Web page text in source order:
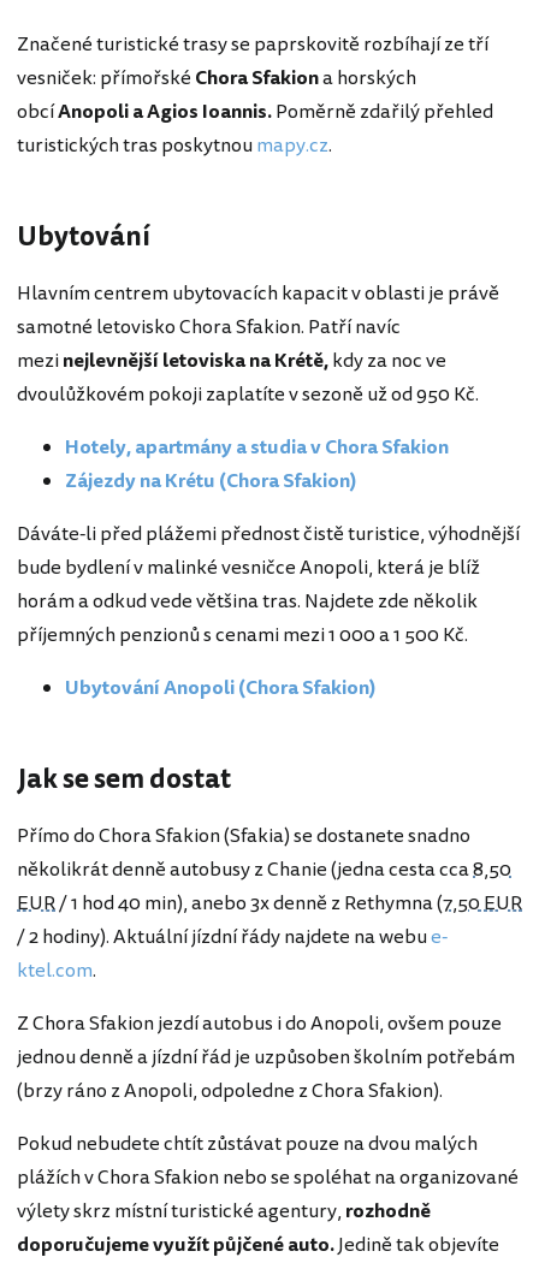
Značené turistické trasy se paprskovitě rozbíhají ze tří
vesniček: přímořské Chora Sfakiona horských
obcíAnopoli a Agios Ioannis.Poměrně zdařilý přehled
turistických tras poskytnoumapy.cz.
Ubytování
Hlavním centrem ubytovacích kapacit v oblasti je právě
samotné letovisko Chora Sfakion. Patří navíc
mezinejlevnější letoviska na Krétě,kdy za noc ve
dvoulůžkovém pokoji zaplatíte v sezoně už od 950 Kč.
Hotely, apartmány a studia v Chora Sfakion
Zájezdy na Krétu (Chora Sfakion)
Dáváte-li před plážemi přednost čistě turistice, výhodnější
bude bydlení v malinké vesničce Anopoli, která je blíž
horám a odkud vede většina tras. Najdete zde několik
příjemných penzionů s cenami mezi 1 000 a 1 500 Kč.
Ubytování Anopoli (Chora Sfakion)
Jak se sem dostat
Přímo do Chora Sfakion (Sfakia) se dostanete snadno
několikrát denně autobusy z Chanie (jedna cesta cca8,50
EUR/ 1 hod 40 min), anebo 3x denně z Rethymna (7,50 EUR
/ 2 hodiny). Aktuální jízdní řády najdete na webue-
ktel.com.
Z Chora Sfakion jezdí autobus i do Anopoli, ovšem pouze
jednou denně a jízdní řád je uzpůsoben školním potřebám
(brzy ráno z Anopoli, odpoledne z Chora Sfakion).
Pokud nebudete chtít zůstávat pouze na dvou malých
plážích v Chora Sfakion nebo se spoléhat na organizované
výlety skrz místní turistické agentury, rozhodně
doporučujeme využít půjčené auto.Jedině tak objevíte